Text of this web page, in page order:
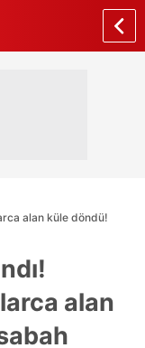
alan küle döndü!
alan